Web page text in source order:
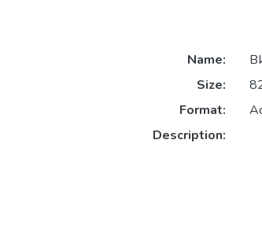
Name:
Size:
Format:
Description: